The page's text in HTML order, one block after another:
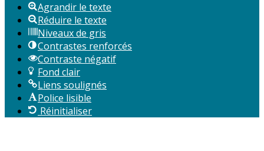
Agrandir le texte
Réduire le texte
Niveaux de gris
Contrastes renforcés
Contraste négatif
Fond clair
Liens soulignés
Police lisible
Réinitialiser